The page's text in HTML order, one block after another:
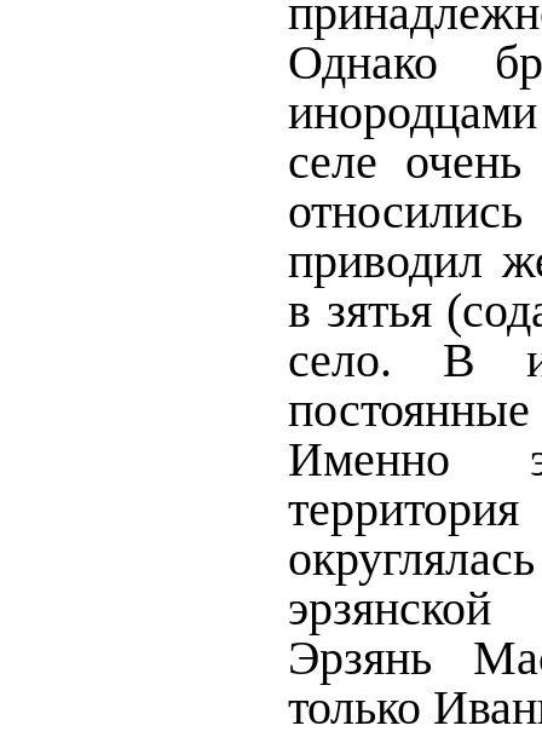
Однако
селе очень
приводил
в зятья
село. В
Именно
Эрзянь
только